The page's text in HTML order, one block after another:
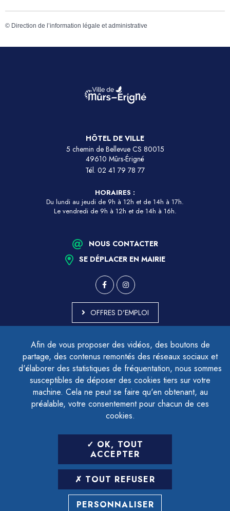
Afin de vous proposer des vidéos, des boutons de
partage, des contenus remontés des réseaux sociaux et
d'élaborer des statistiques de fréquentation, nous sommes
susceptibles de déposer des cookies tiers sur votre
machine. Cela ne peut se faire qu'en obtenant, au
préalable, votre consentement pour chacun de ces
cookies.
OK, TOUT
ACCEPTER
TOUT REFUSER
PERSONNALISER
© Direction de l’information légale et administrative
HÔTEL DE VILLE
5 chemin de Bellevue CS 80015
49610 Mûrs-Érigné
Tél. 02 41 79 78 77
HORAIRES :
Du lundi au jeudi de 9h à 12h et de 14h à 17h.
Le vendredi de 9h à 12h et de 14h à 16h.
NOUS CONTACTER
SE DÉPLACER EN MAIRIE
OFFRES D'EMPLOI
ACCESSIBILITÉ - PARTIELLEMENT CONFORME
PLAN DU SITE
MENTIONS LÉGALES
CONTACTER LE DÉLÉGUÉ À LA PROTECTION DES DONNÉES
GESTION DES COOKIES
LETTRE D'INFORMATION
SAISIR VOTRE ADRESSE E-MAIL
POUR VOUS INSCRIRE :
ARCHIVES DÉSINSCRIPTION